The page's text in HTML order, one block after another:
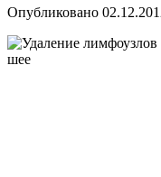
Опубликовано